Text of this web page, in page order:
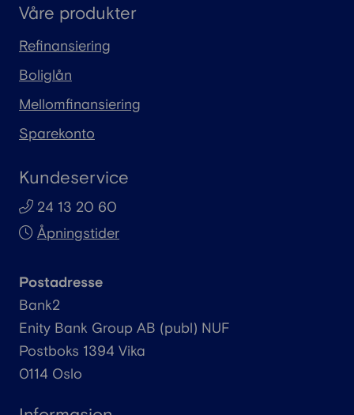
Våre produkter
Refinansiering
Boliglån
Mellomfinansiering
Sparekonto
Kundeservice
24 13 20 60
Åpningstider
Postadresse
Bank2
Enity Bank Group AB (publ) NUF
Postboks 1394 Vika
0114 Oslo